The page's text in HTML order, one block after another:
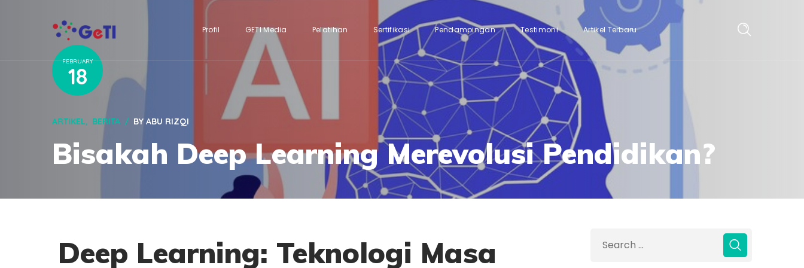
Profil GETI Media Pelatihan Sertifikasi Pendampingan Testimoni Artikel Terbaru
FEBRUARY
18
ARTIKEL BERITA BY ABU RIZQI
Bisakah Deep Learning Merevolusi Pendidikan?
Deep Learning: Teknologi Masa